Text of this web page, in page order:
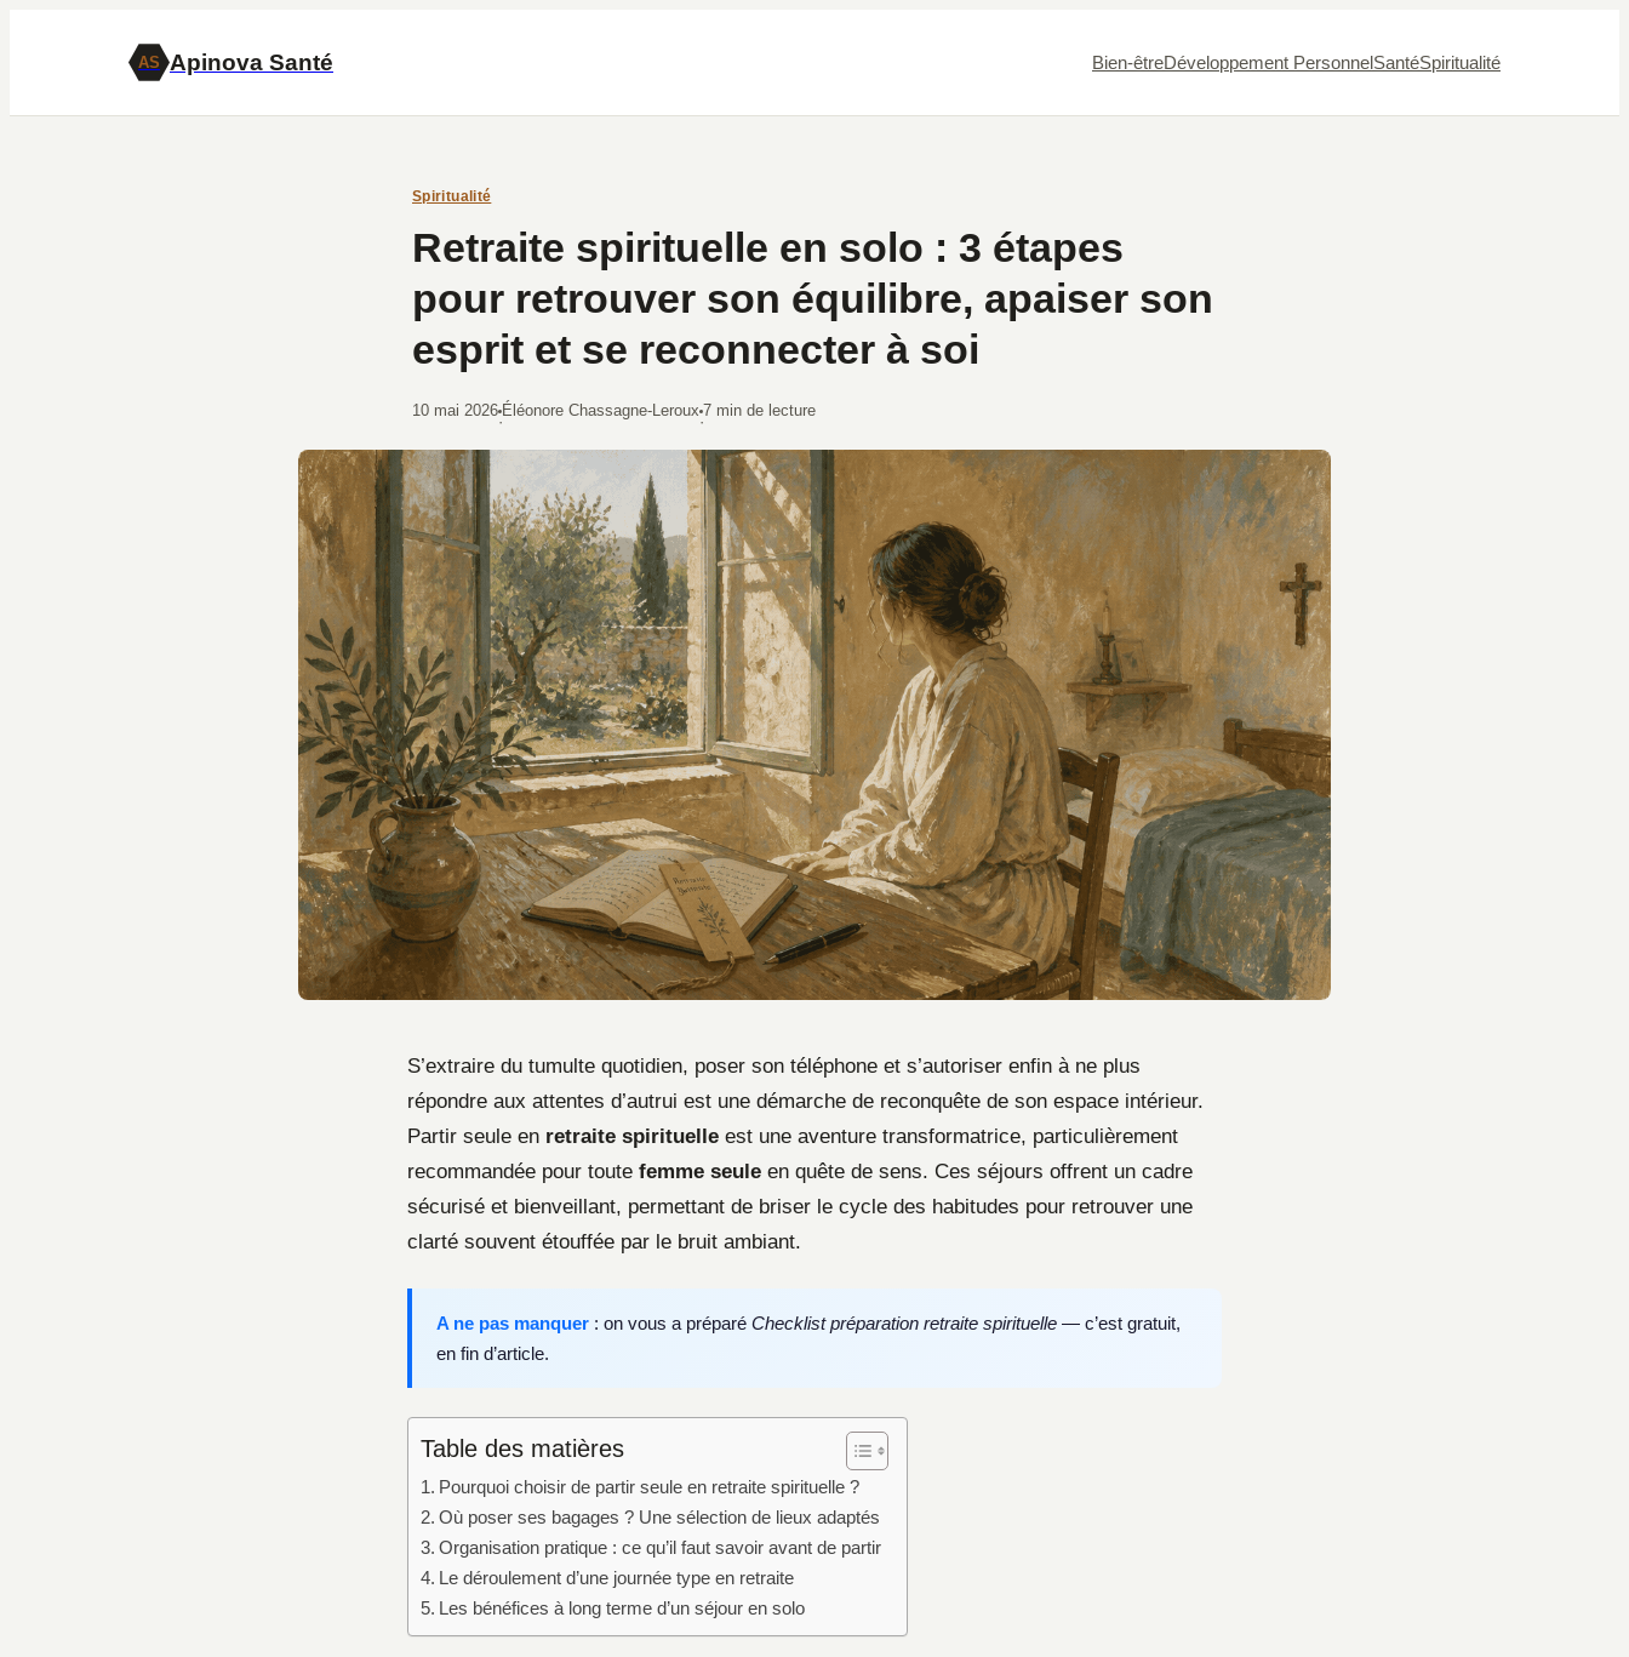
AS Apinova Santé Bien-êtreDéveloppement PersonnelSantéSpiritualité
Spiritualité
Retraite spirituelle en solo : 3 étapes
pour retrouver son équilibre, apaiser son
esprit et se reconnecter à soi
10 mai 2026
·
Éléonore Chassagne-Leroux
·
7 min de lecture
S’extraire du tumulte quotidien, poser son téléphone et s’autoriser enfin à ne plus
répondre aux attentes d’autrui est une démarche de reconquête de son espace intérieur.
Partir seule en retraite spirituelle est une aventure transformatrice, particulièrement
recommandée pour toute femme seule en quête de sens. Ces séjours offrent un cadre
sécurisé et bienveillant, permettant de briser le cycle des habitudes pour retrouver une
clarté souvent étouffée par le bruit ambiant.
A ne pas manquer : on vous a préparé Checklist préparation retraite spirituelle — c’est gratuit,
en fin d’article.
Table des matières
Pourquoi choisir de partir seule en retraite spirituelle ?
Où poser ses bagages ? Une sélection de lieux adaptés
Organisation pratique : ce qu’il faut savoir avant de partir
Le déroulement d’une journée type en retraite
Les bénéfices à long terme d’un séjour en solo